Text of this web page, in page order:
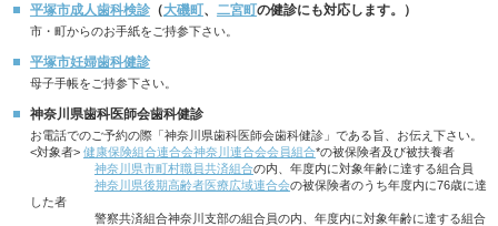
平塚市成人歯科検診（大磯町、 二宮町の健診にも対応します。）
市・町からのお手紙をご持参下さい。
平塚市妊婦歯科健診
母子手帳をご持参下さい。
神奈川県歯科医師会歯科健診
お電話でのご予約の際「神奈川県歯科医師会歯科健診」である旨、お伝え下さい。
<対象者> 健康保険組合連合会神奈川連合会会員組合*の被保険者及び被扶養者
神奈川県市町村職員共済組合の内、年度内に対象年齢に達する組合員
神奈川県後期高齢者医療広域連合会の被保険者のうち年度内に76歳に達
した者
警察共済組合神奈川支部の組合員の内、年度内に対象年齢に達する組合